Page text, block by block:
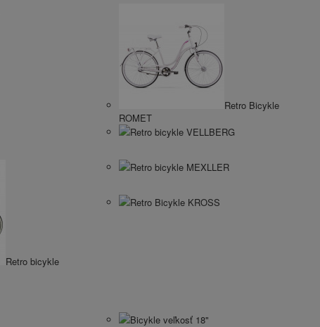
Retro Bicykle
ROMET
Retro bicykle VELLBERG
Retro bicykle
Retro bicykle MEXLLER
Retro Bicykle KROSS
Bicykle veľkosť 18"